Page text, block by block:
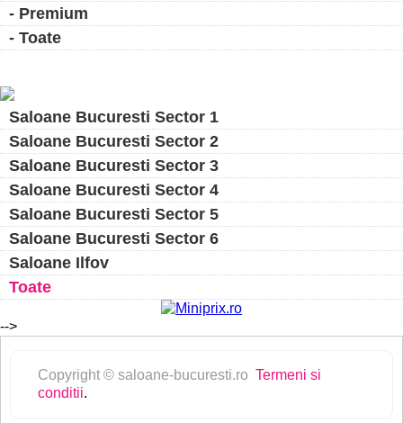
- Premium
- Toate
Saloane Bucuresti Sector 1
Saloane Bucuresti Sector 2
Saloane Bucuresti Sector 3
Saloane Bucuresti Sector 4
Saloane Bucuresti Sector 5
Saloane Bucuresti Sector 6
Saloane Ilfov
Toate
-->
Copyright © saloane-bucuresti.ro Termeni si
conditii.